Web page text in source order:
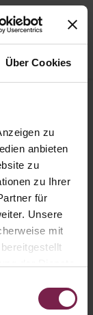
Über Cookies
zu
anbieten
zu
zu Ihrer
für
Unsere
mit